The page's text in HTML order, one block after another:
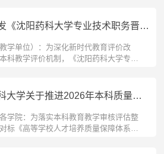
关于印发《沈阳药科大学专业技术职务晋升教师本科...
学单位）：为深化新时代教育评价改
科教学评价机制，《沈阳药科大学专业
沈阳药科大学关于推进2026年本科质量文化建设的工...
学院：为落实本科教育教学审核评估整
标《高等学校人才培养质量保障体系建